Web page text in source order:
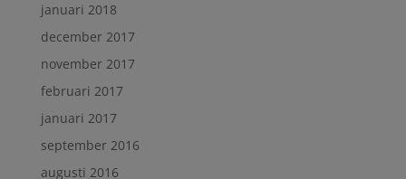
januari 2018
december 2017
november 2017
februari 2017
januari 2017
september 2016
augusti 2016